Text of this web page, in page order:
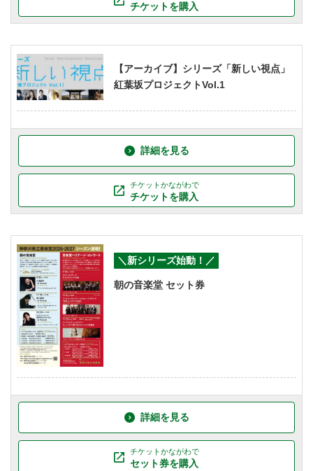
チケットを購入
【アーカイブ】シリーズ「新しい視点」
紅葉坂プロジェクトVol.1
詳細を見る
チケットかながわで
チケットを購入
＼新シリーズ始動！／
朝の音楽堂 セット券
詳細を見る
チケットかながわで
セット券を購入